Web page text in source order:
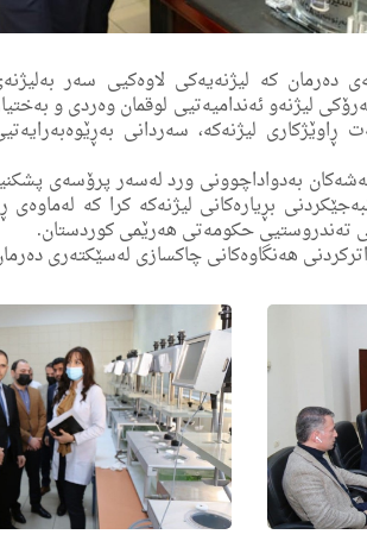
1/4، شاندێكی لیژنه‌ی ده‌رمان كه‌ لیژنه‌یه‌كی لاوه‌كیی سه‌ر
لیژنه‌‌و ئه‌ندامیه‌تیی لوقمان وه‌ردی و
ڕاوێژكاری لیژنه‌كه‌، سه‌ردانی
به‌دواداچوونی ورد له‌سه‌ر پرۆسه‌ی
بڕیاره‌كانی لیژنه‌كه‌ كرا كه‌ له‌ماوه‌ی
ته‌ندروستیی حكومه‌تی هه‌رێمی كوردستان.
هه‌نگاوه‌كانی چاكسازی له‌سێكته‌ری